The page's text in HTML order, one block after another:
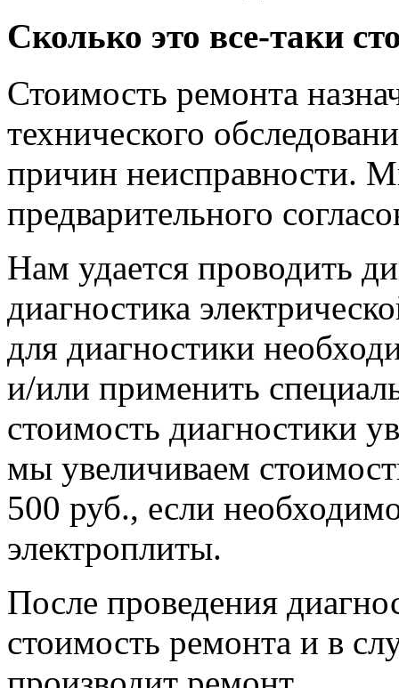
Сколько это все-таки
Стоимость ремонта
технического
причин неисправности.
предварительного
Нам удается проводить
диагностика
для диагностики
и/или применить
стоимость диагностики
мы увеличиваем
500 руб., если
электроплиты.
После проведения
стоимость ремонта и в